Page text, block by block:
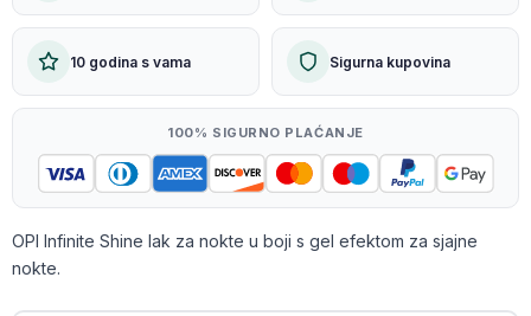
10 godina s vama Sigurna kupovina
100% SIGURNO PLAĆANJE
OPI Infinite Shine lak za nokte u boji s gel efektom za sjajne
nokte.